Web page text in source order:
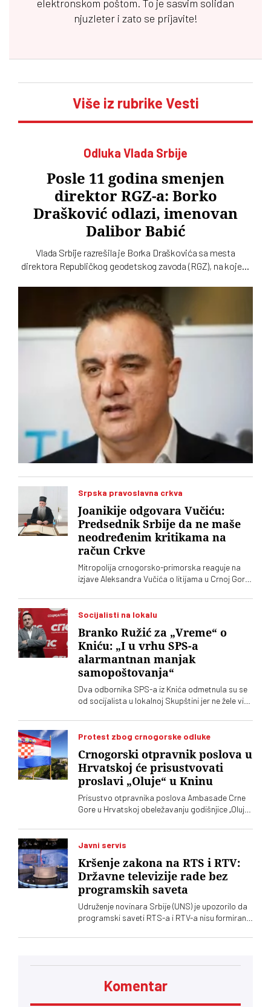
elektronskom poštom. To je sasvim solidan
njuzleter i zato se prijavite!
Više iz rubrike Vesti
Odluka Vlada Srbije
Posle 11 godina smenjen
direktor RGZ-a: Borko
Drašković odlazi, imenovan
Dalibor Babić
Vlada Srbije razrešila je Borka Draškovića sa mesta
direktora Republičkog geodetskog zavoda (RGZ), na kojem
Srpska pravoslavna crkva
Joanikije odgovara Vučiću:
Predsednik Srbije da ne maše
neodređenim kritikama na
račun Crkve
Mitropolija crnogorsko-primorska reaguje na
izjave Aleksandra Vučića o litijama u Crnoj Gori
Socijalisti na lokalu
Branko Ružić za „Vreme“ o
Kniću: „I u vrhu SPS-a
alarmantnan manjak
samopoštovanja“
Dva odbornika SPS-a iz Knića odmetnula su se
od socijalista u lokalnoj Skupštini jer ne žele više
naprednjacima. Jedan od njih kaže za „Vreme“
da je „SNS u Kniću nasilna skupina
ikada više, da sarađuju. Branko Ružić za
„Vreme“ kaže da je alarmantno da tendencije
odricanja od izvornih principa i mazohizma
postoje ne samo na lokalu, već i u samom vrhu
SPS-a
Protest zbog crnogorske odluke
Crnogorski otpravnik poslova u
Hrvatskoj će prisustvovati
proslavi „Oluje“ u Kninu
Prisustvo otpravnika poslova Ambasade Crne
Gore u Hrvatskoj obeležavanju godišnjice „Oluje“
Vučić je poručio da je reč o proslavi zločina
počinjenih nad srpskim narodom
Javni servis
Kršenje zakona na RTS i RTV:
Državne televizije rade bez
programskih saveta
Udruženje novinara Srbije (UNS) je upozorilo da
programski saveti RTS-a i RTV-a nisu formirani
čega se postavlja pitanje poštovanja zakonskih
kontrole javnih medijskih servisa
Komentar